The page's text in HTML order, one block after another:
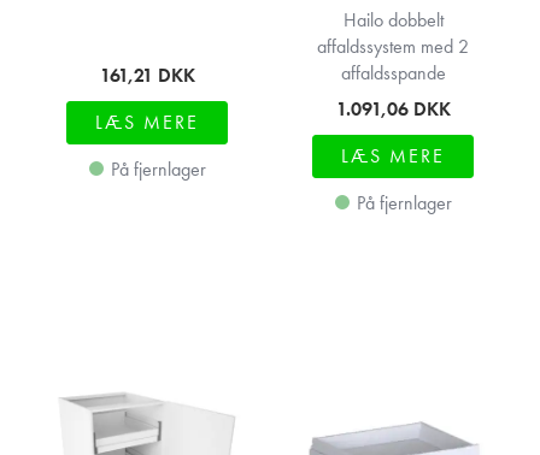
161,21 DKK
LÆS MERE
På fjernlager
Hailo dobbelt
affaldssystem med 2
affaldsspande
1.091,06 DKK
LÆS MERE
På fjernlager